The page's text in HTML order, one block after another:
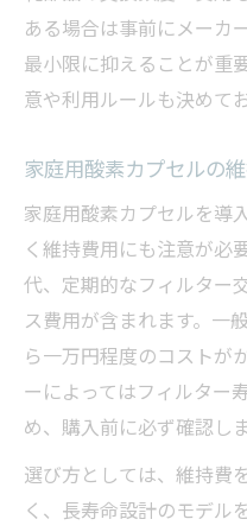
ある場合は事前にメーカ
最小限に抑えることが重
意や利用ルールも決めて
家庭用酸素カプセルの
家庭用酸素カプセルを導
く維持費用にも注意が必
代、定期的なフィルター
ス費用が含まれます。一
ら一万円程度のコストが
ーによってはフィルター
め、購入前に必ず確認し
選び方としては、維持費
く、長寿命設計のモデル